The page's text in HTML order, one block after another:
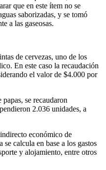
que en este ítem no se
saborizadas, y se tomó
a las gaseosas.
de cervezas, uno de los
En este caso la recaudación
el valor de $4.000 por
se recaudaron
2.036 unidades, a
económico de
calcula en base a los gastos
y alojamiento, entre otros